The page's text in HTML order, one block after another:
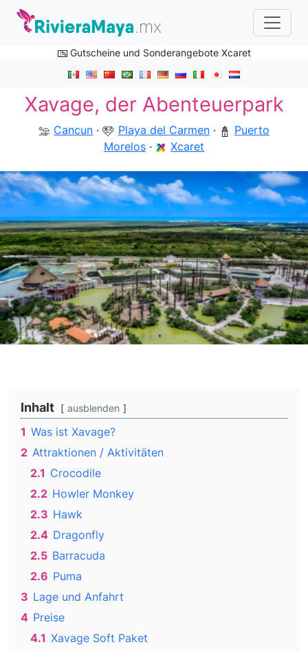
Gutscheine und Sonderangebote Xcaret
Xavage, der Abenteuerpark
Cancun · Playa del Carmen·
Puerto
Morelos· Xcaret
Inhalt ausblenden
1 Was ist Xavage?
2 Attraktionen / Aktivitäten
2.1 Crocodile
2.2 Howler Monkey
2.3 Hawk
2.4 Dragonfly
2.5 Barracuda
2.6 Puma
3 Lage und Anfahrt
4 Preise
4.1 Xavage Soft Paket